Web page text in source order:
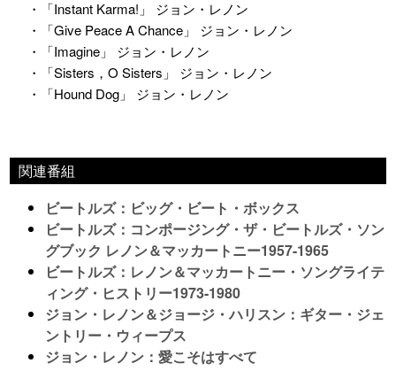
・「Instant Karma!」 ジョン・レノン
・「Give Peace A Chance」 ジョン・レノン
・「Imagine」 ジョン・レノン
・「Sisters，O Sisters」 ジョン・レノン
・「Hound Dog」 ジョン・レノン
関連番組
ビートルズ：ビッグ・ビート・ボックス
ビートルズ：コンポージング・ザ・ビートルズ・ソン
グブック レノン＆マッカートニー1957-1965
ビートルズ：レノン＆マッカートニー・ソングライテ
ィング・ヒストリー1973-1980
ジョン・レノン＆ジョージ・ハリスン：ギター・ジェ
ントリー・ウィープス
ジョン・レノン：愛こそはすべて